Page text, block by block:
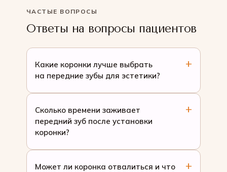
ЧАСТЫЕ ВОПРОСЫ
Ответы на вопросы пациентов
Какие коронки лучше выбрать
на передние зубы для эстетики?
Сколько времени заживает
передний зуб после установки
коронки?
Может ли коронка отвалиться и что